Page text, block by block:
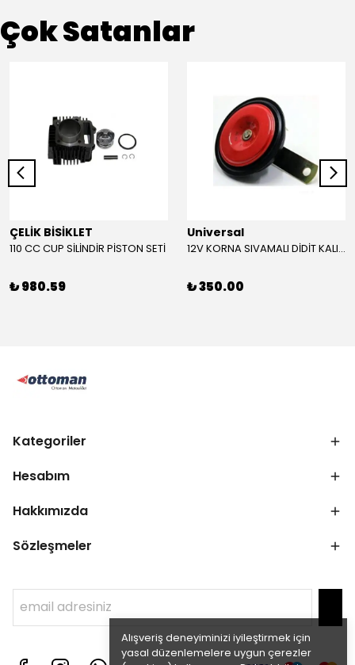
Alışveriş deneyiminizi iyileştirmek için
yasal düzenlemelere uygun çerezler
Çok Satanlar
ÇELİK BİSİKLET
110 CC CUP SİLİNDİR PİSTON SETİ
₺ 980.59
Universal
12V KORNA SIVAMALI DİDİT KALIN SESLİ (KIRMIZI)
₺ 350.00
Kategoriler
Hesabım
Hakkımızda
Sözleşmeler